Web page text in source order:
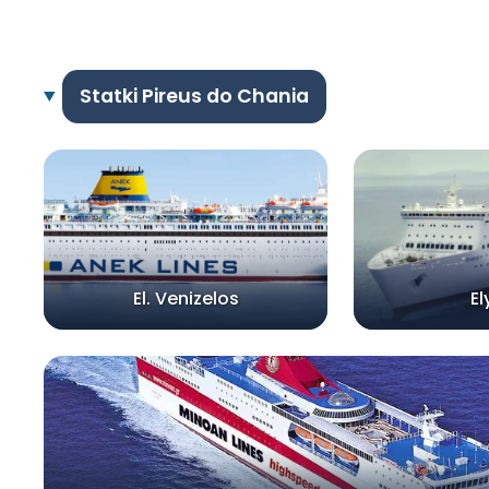
Statki Pireus do Chania
El. Venizelos